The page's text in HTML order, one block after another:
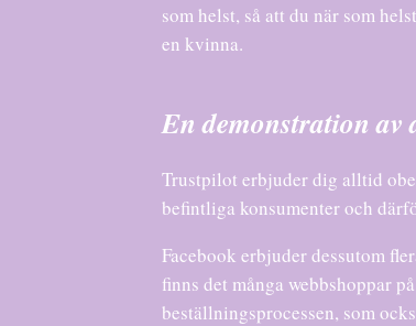
som helst, så att du när som
en kvinna.
En demonstration av
Trustpilot erbjuder dig alltid
befintliga konsumenter och
Facebook erbjuder dessutom
finns det många webbshoppar
beställningsprocessen, som